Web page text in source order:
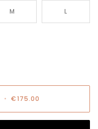
M L
• €175.00